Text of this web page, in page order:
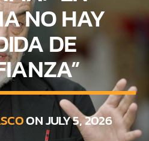
NO HAY
DE
ON JULY 5, 2026